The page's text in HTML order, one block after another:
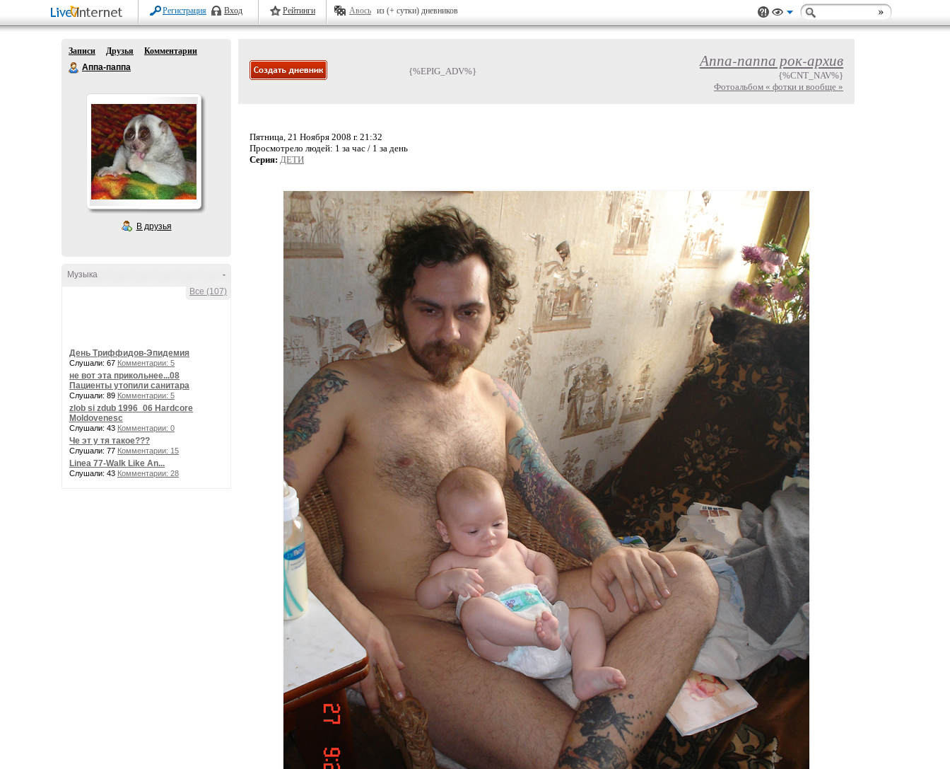
Регистрация Вход Рейтинги Авось из (+ сутки) дневников
Записи Друзья
Комментарии
Аппа-паппа
В друзья
-
Музыка
Все (107)
День Триффидов-Эпидемия
Слушали: 67 Комментарии: 5
не вот эта прикольнее...08
Пациенты утопили санитара
Слушали: 89 Комментарии: 5
zlob si zdub 1996_06 Hardcore
Moldovenesc
Слушали: 43 Комментарии: 0
Че эт у тя такое???
Слушали: 77 Комментарии: 15
Linea 77-Walk Like An...
Слушали: 43 Комментарии: 28
{%EPIG_ADV%}
Аппа-паппа рок-архив
{%CNT_NAV%}
Фотоальбом « фотки и вообще »
Пятница, 21 Ноября 2008 г. 21:32
Просмотрело людей: 1 за час / 1 за день
Серия: ДЕТИ